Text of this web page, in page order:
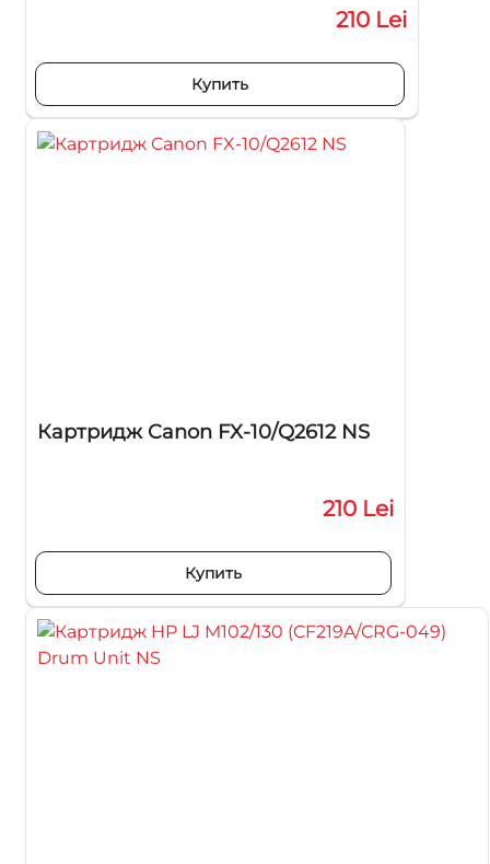
210 Lei
Купить
Картридж Canon FX-10/Q2612 NS
210 Lei
Купить